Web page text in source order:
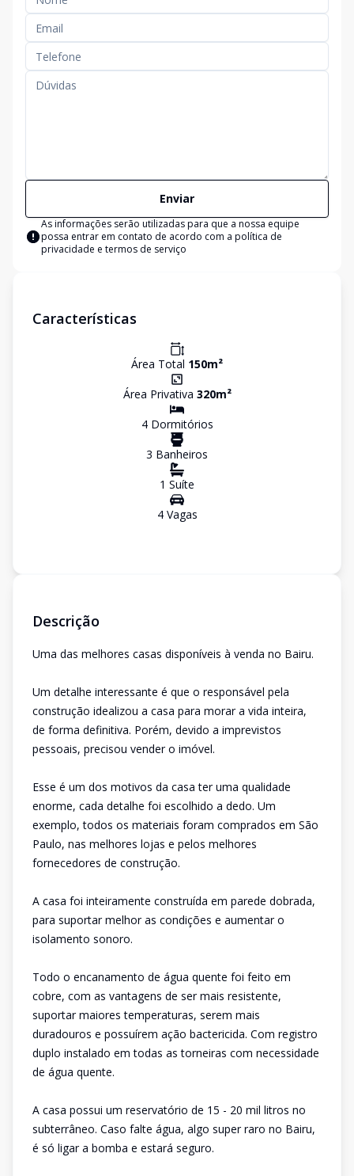
Enviar
As informações serão utilizadas para que a nossa equipe
possa entrar em contato de acordo com a política de
privacidade e termos de serviço
Características
Área Total 150m²
Área Privativa 320m²
4Dormitórios
3 Banheiros
1 Suíte
4Vagas
Descrição
Uma das melhores casas disponíveis à venda no Bairu.
Um detalhe interessante é que o responsável pela
construção idealizou a casa para morar a vida inteira,
de forma definitiva. Porém, devido a imprevistos
pessoais, precisou vender o imóvel.
Esse é um dos motivos da casa ter uma qualidade
enorme, cada detalhe foi escolhido a dedo. Um
exemplo, todos os materiais foram comprados em São
Paulo, nas melhores lojas e pelos melhores
fornecedores de construção.
A casa foi inteiramente construída em parede dobrada,
para suportar melhor as condições e aumentar o
isolamento sonoro.
Todo o encanamento de água quente foi feito em
cobre, com as vantagens de ser mais resistente,
suportar maiores temperaturas, serem mais
duradouros e possuírem ação bactericida. Com registro
duplo instalado em todas as torneiras com necessidade
de água quente.
A casa possui um reservatório de 15 - 20 mil litros no
subterrâneo. Caso falte água, algo super raro no Bairu,
é só ligar a bomba e estará seguro.